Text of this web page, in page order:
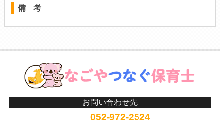
備 考
お問い合わせ先
052-972-2524